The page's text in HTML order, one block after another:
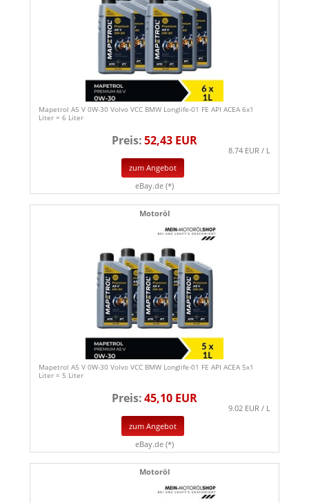
Mapetrol A5 V 0W-30 Volvo VCC BMW Longlife-01 FE API ACEA 6x1
Liter = 6 Liter
Preis:52,43 EUR
8.74 EUR / L
zum Angebot
eBay.de (*)
Motoröl
Mapetrol A5 V 0W-30 Volvo VCC BMW Longlife-01 FE API ACEA 5x1
Liter = 5 Liter
Preis:45,10 EUR
9.02 EUR / L
zum Angebot
eBay.de (*)
Motoröl